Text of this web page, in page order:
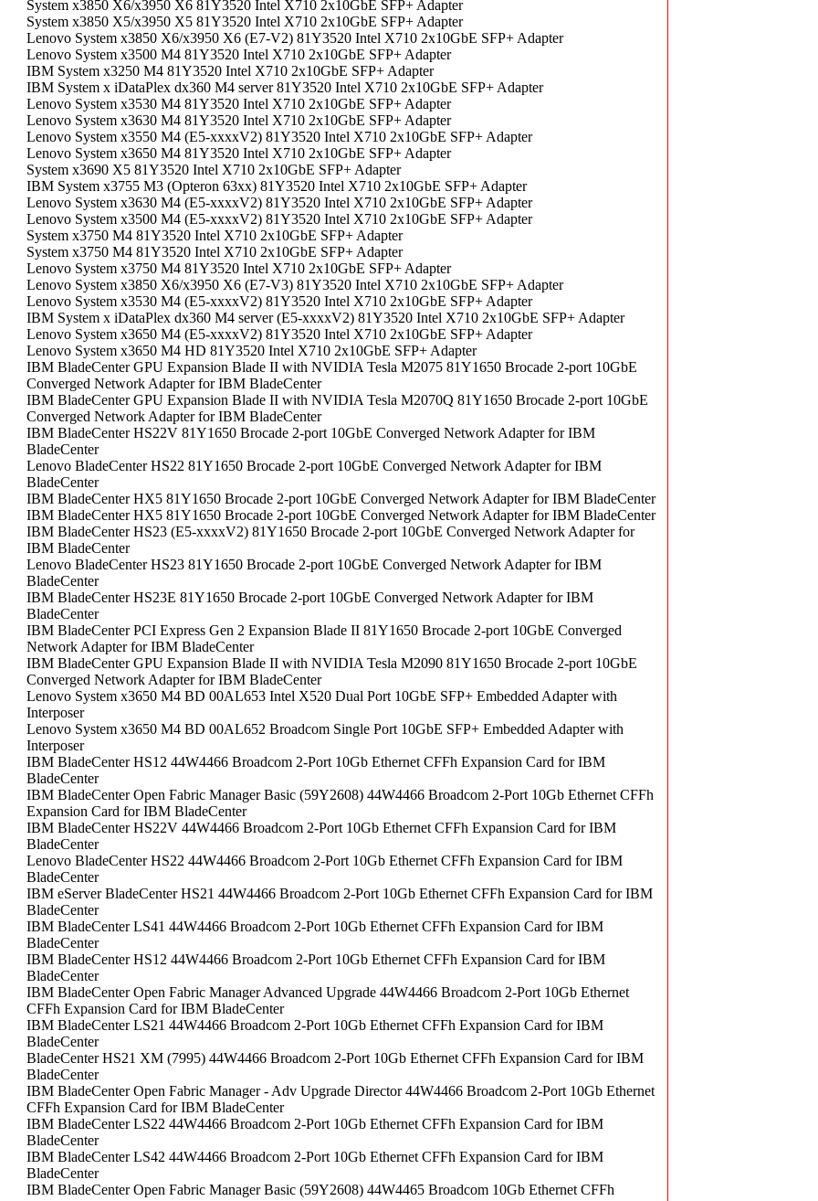
System x3850 X6/x3950 X6 81Y3520 Intel X710 2x10GbE SFP+ Adapter
System x3850 X5/x3950 X5 81Y3520 Intel X710 2x10GbE SFP+ Adapter
Lenovo System x3850 X6/x3950 X6 (E7-V2) 81Y3520 Intel X710 2x10GbE SFP+ Adapter
Lenovo System x3500 M4 81Y3520 Intel X710 2x10GbE SFP+ Adapter
IBM System x3250 M4 81Y3520 Intel X710 2x10GbE SFP+ Adapter
IBM System x iDataPlex dx360 M4 server 81Y3520 Intel X710 2x10GbE SFP+ Adapter
Lenovo System x3530 M4 81Y3520 Intel X710 2x10GbE SFP+ Adapter
Lenovo System x3630 M4 81Y3520 Intel X710 2x10GbE SFP+ Adapter
Lenovo System x3550 M4 (E5-xxxxV2) 81Y3520 Intel X710 2x10GbE SFP+ Adapter
Lenovo System x3650 M4 81Y3520 Intel X710 2x10GbE SFP+ Adapter
System x3690 X5 81Y3520 Intel X710 2x10GbE SFP+ Adapter
IBM System x3755 M3 (Opteron 63xx) 81Y3520 Intel X710 2x10GbE SFP+ Adapter
Lenovo System x3630 M4 (E5-xxxxV2) 81Y3520 Intel X710 2x10GbE SFP+ Adapter
Lenovo System x3500 M4 (E5-xxxxV2) 81Y3520 Intel X710 2x10GbE SFP+ Adapter
System x3750 M4 81Y3520 Intel X710 2x10GbE SFP+ Adapter
System x3750 M4 81Y3520 Intel X710 2x10GbE SFP+ Adapter
Lenovo System x3750 M4 81Y3520 Intel X710 2x10GbE SFP+ Adapter
Lenovo System x3850 X6/x3950 X6 (E7-V3) 81Y3520 Intel X710 2x10GbE SFP+ Adapter
Lenovo System x3530 M4 (E5-xxxxV2) 81Y3520 Intel X710 2x10GbE SFP+ Adapter
IBM System x iDataPlex dx360 M4 server (E5-xxxxV2) 81Y3520 Intel X710 2x10GbE SFP+ Adapter
Lenovo System x3650 M4 (E5-xxxxV2) 81Y3520 Intel X710 2x10GbE SFP+ Adapter
Lenovo System x3650 M4 HD 81Y3520 Intel X710 2x10GbE SFP+ Adapter
IBM BladeCenter GPU Expansion Blade II with NVIDIA Tesla M2075 81Y1650 Brocade 2-port 10GbE
Converged Network Adapter for IBM BladeCenter
IBM BladeCenter GPU Expansion Blade II with NVIDIA Tesla M2070Q 81Y1650 Brocade 2-port 10GbE
Converged Network Adapter for IBM BladeCenter
IBM BladeCenter HS22V 81Y1650 Brocade 2-port 10GbE Converged Network Adapter for IBM
BladeCenter
Lenovo BladeCenter HS22 81Y1650 Brocade 2-port 10GbE Converged Network Adapter for IBM
BladeCenter
IBM BladeCenter HX5 81Y1650 Brocade 2-port 10GbE Converged Network Adapter for IBM BladeCenter
IBM BladeCenter HX5 81Y1650 Brocade 2-port 10GbE Converged Network Adapter for IBM BladeCenter
IBM BladeCenter HS23 (E5-xxxxV2) 81Y1650 Brocade 2-port 10GbE Converged Network Adapter for
IBM BladeCenter
Lenovo BladeCenter HS23 81Y1650 Brocade 2-port 10GbE Converged Network Adapter for IBM
BladeCenter
IBM BladeCenter HS23E 81Y1650 Brocade 2-port 10GbE Converged Network Adapter for IBM
BladeCenter
IBM BladeCenter PCI Express Gen 2 Expansion Blade II 81Y1650 Brocade 2-port 10GbE Converged
Network Adapter for IBM BladeCenter
IBM BladeCenter GPU Expansion Blade II with NVIDIA Tesla M2090 81Y1650 Brocade 2-port 10GbE
Converged Network Adapter for IBM BladeCenter
Lenovo System x3650 M4 BD 00AL653 Intel X520 Dual Port 10GbE SFP+ Embedded Adapter with
Interposer
Lenovo System x3650 M4 BD 00AL652 Broadcom Single Port 10GbE SFP+ Embedded Adapter with
Interposer
IBM BladeCenter HS12 44W4466 Broadcom 2-Port 10Gb Ethernet CFFh Expansion Card for IBM
BladeCenter
IBM BladeCenter Open Fabric Manager Basic (59Y2608) 44W4466 Broadcom 2-Port 10Gb Ethernet CFFh
Expansion Card for IBM BladeCenter
IBM BladeCenter HS22V 44W4466 Broadcom 2-Port 10Gb Ethernet CFFh Expansion Card for IBM
BladeCenter
Lenovo BladeCenter HS22 44W4466 Broadcom 2-Port 10Gb Ethernet CFFh Expansion Card for IBM
BladeCenter
IBM eServer BladeCenter HS21 44W4466 Broadcom 2-Port 10Gb Ethernet CFFh Expansion Card for IBM
BladeCenter
IBM BladeCenter LS41 44W4466 Broadcom 2-Port 10Gb Ethernet CFFh Expansion Card for IBM
BladeCenter
IBM BladeCenter HS12 44W4466 Broadcom 2-Port 10Gb Ethernet CFFh Expansion Card for IBM
BladeCenter
IBM BladeCenter Open Fabric Manager Advanced Upgrade 44W4466 Broadcom 2-Port 10Gb Ethernet
CFFh Expansion Card for IBM BladeCenter
IBM BladeCenter LS21 44W4466 Broadcom 2-Port 10Gb Ethernet CFFh Expansion Card for IBM
BladeCenter
BladeCenter HS21 XM (7995) 44W4466 Broadcom 2-Port 10Gb Ethernet CFFh Expansion Card for IBM
BladeCenter
IBM BladeCenter Open Fabric Manager - Adv Upgrade Director 44W4466 Broadcom 2-Port 10Gb Ethernet
CFFh Expansion Card for IBM BladeCenter
IBM BladeCenter LS22 44W4466 Broadcom 2-Port 10Gb Ethernet CFFh Expansion Card for IBM
BladeCenter
IBM BladeCenter LS42 44W4466 Broadcom 2-Port 10Gb Ethernet CFFh Expansion Card for IBM
BladeCenter
IBM BladeCenter Open Fabric Manager Basic (59Y2608) 44W4465 Broadcom 10Gb Ethernet CFFh